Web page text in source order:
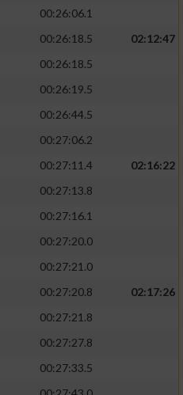
00:26:06.1
00:26:18.5
02:12:47
00:26:18.5
00:26:19.5
00:26:44.5
00:27:06.2
00:27:11.4
02:16:22
00:27:13.8
00:27:16.1
00:27:20.0
00:27:21.0
00:27:20.8
02:17:26
00:27:21.8
00:27:27.8
00:27:33.5